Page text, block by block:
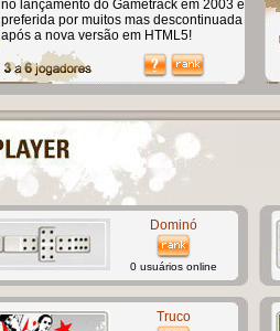
no lançamento do Gametrack em 2003 e
preferida por muitos mas descontinuada
após a nova versão em HTML5!
Dominó
0 usuários online
Truco